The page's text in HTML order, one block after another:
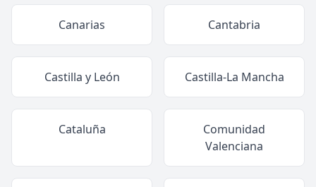
Canarias Cantabria
Castilla y León Castilla-La Mancha
Cataluña
Comunidad
Valenciana